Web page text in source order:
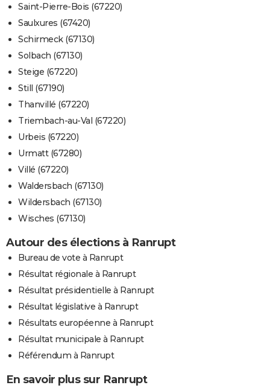
Saint-Pierre-Bois (67220)
Saulxures (67420)
Schirmeck (67130)
Solbach (67130)
Steige (67220)
Still (67190)
Thanvillé (67220)
Triembach-au-Val (67220)
Urbeis (67220)
Urmatt (67280)
Villé (67220)
Waldersbach (67130)
Wildersbach (67130)
Wisches (67130)
Autour des élections à Ranrupt
Bureau de vote à Ranrupt
Résultat régionale à Ranrupt
Résultat présidentielle à Ranrupt
Résultat législative à Ranrupt
Résultats européenne à Ranrupt
Résultat municipale à Ranrupt
Référendum à Ranrupt
En savoir plus sur Ranrupt